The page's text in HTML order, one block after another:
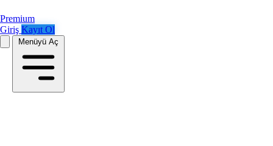
Premium
Giriş Kayıt Ol
Menüyü Aç